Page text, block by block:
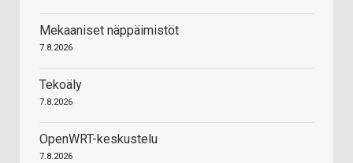
Mekaaniset näppäimistöt
7.8.2026
Tekoäly
7.8.2026
OpenWRT-keskustelu
7.8.2026